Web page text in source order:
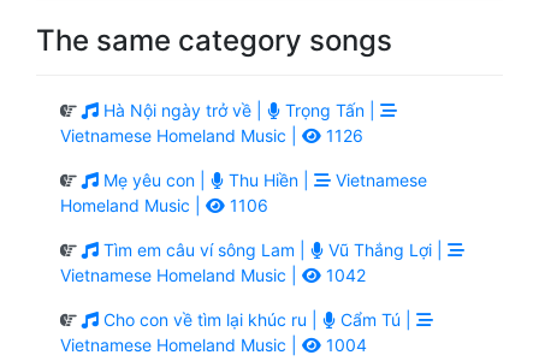
The same category songs
Hà Nội ngày trở về |
Trọng Tấn |
Vietnamese Homeland Music |
1126
Mẹ yêu con | Thu Hiền |
Vietnamese
Homeland Music |
1106
Tìm em câu ví sông Lam |
Vũ Thắng Lợi |
Vietnamese Homeland Music |
1042
Cho con về tìm lại khúc ru |
Cẩm Tú |
Vietnamese Homeland Music |
1004